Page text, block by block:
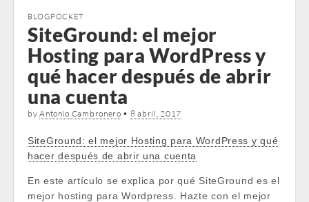
BLOGPOCKET
SiteGround: el mejor
Hosting para WordPress y
qué hacer después de abrir
una cuenta
byAntonio Cambronero • 8 abril, 2017
SiteGround: el mejor Hosting para WordPress y qué
hacer después de abrir una cuenta
En este artículo se explica por qué SiteGround es el
mejor hosting para Wordpress. Hazte con el mejor